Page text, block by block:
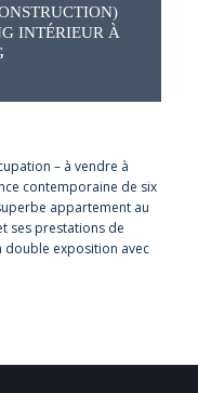
INTÉRIEUR À
– à vendre à
contemporaine de six
appartement au
ses prestations de
double exposition avec